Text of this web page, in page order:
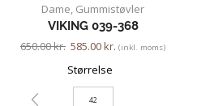
Dame, Gummistøvler
VIKING 039-368
650.00kr. 585.00kr. (inkl. moms)
Størrelse
42